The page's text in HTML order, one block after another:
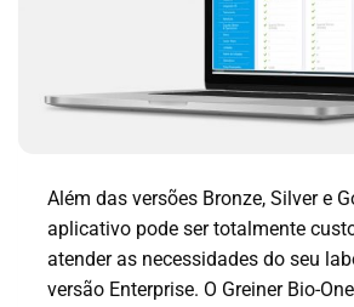
Além das versões Bronze, Silver e
aplicativo pode ser totalmente
atender as necessidades do seu
versão Enterprise. O Greiner Bio-